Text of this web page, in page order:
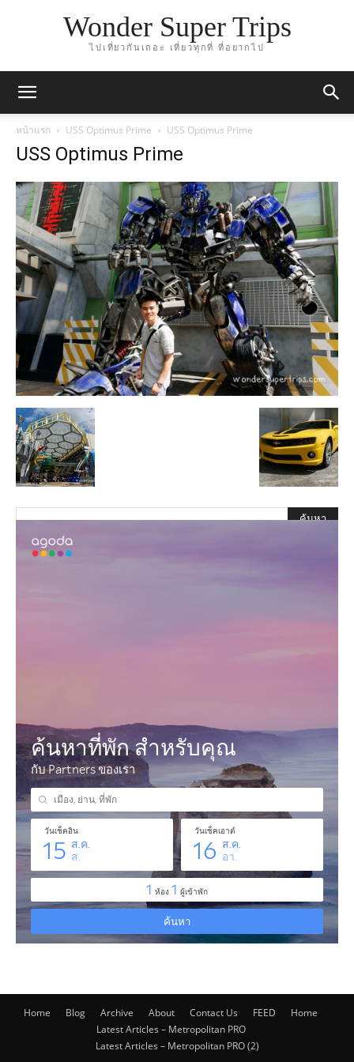
Wonder Super Trips
ไปเที่ยวกันเถอะ เที่ยวทุกที่ ที่อยากไป
หน้าแรก USS Optimus Prime USS Optimus Prime
USS Optimus Prime
Home Blog Archive About Contact Us FEED
Home
Latest Articles – Metropolitan PRO
Latest Articles – Metropolitan PRO (2)